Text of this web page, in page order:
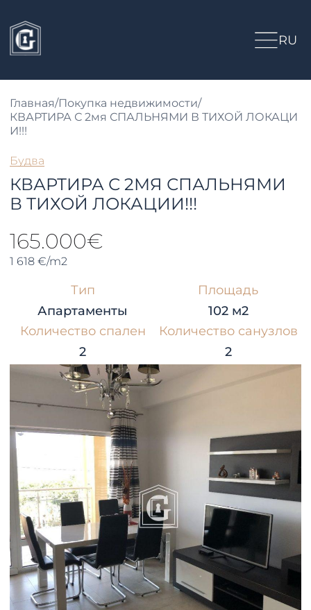
RU
Главная/Покупка недвижимости/
КВАРТИРА С 2мя СПАЛЬНЯМИ В ТИХОЙ ЛОКАЦИ
И!!!
Будва
КВАРТИРА С 2МЯ СПАЛЬНЯМИ
В ТИХОЙ ЛОКАЦИИ!!!
165.000€
1 618 €/m2
Тип
Апартаменты
Площадь
102 м2
Количество спален
2
Количество санузлов
2